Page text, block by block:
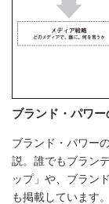
ブランド・パワー
ブランド・パワー
説。誰でもブラン
ップ」や、ブラン
も掲載しています。